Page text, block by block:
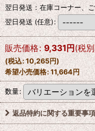
翌日発送：在庫コーナー、
翌日発送(任意):
販売価格: 9,331円(税
(税込:10,265円)
希望小売価格:11,664円
数量:
返品特約に関する重要事項